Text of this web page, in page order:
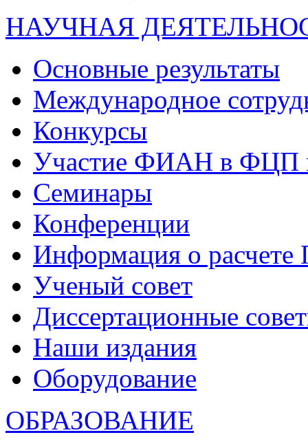
НАУЧНАЯ
Основные результаты
Международное
Конкурсы
Участие ФИАН в ФЦП
Семинары
Конференции
Информация о
Ученый совет
Диссертационные
Наши издания
Оборудование
ОБРАЗОВАНИЕ